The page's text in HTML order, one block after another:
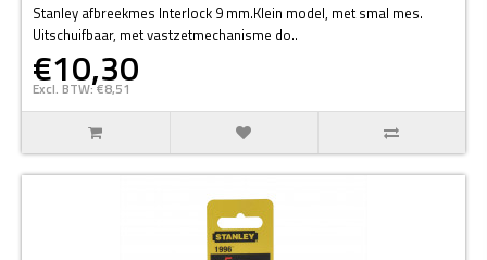
Stanley afbreekmes Interlock 9 mm.Klein model, met smal mes.
Uitschuifbaar, met vastzetmechanisme do..
€10,30
Excl. BTW: €8,51